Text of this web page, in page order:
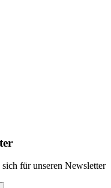
für unseren Newsletter